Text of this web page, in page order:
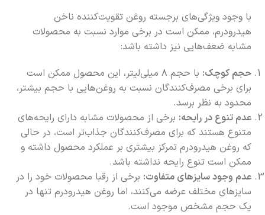
با وجود ویژگی‌های برجسته روغن تقویت‌کننده ناخن
هیدرودرم، ممکن است در برخی موارد نسبت به محصولات
مشابه ضعف‌هایی نیز داشته باشد:
حجم کوچک:
با حجم ۸ میلی‌لیتر، این محصول ممکن است
برای برخی مصرف‌کنندگان نسبت به روغن‌هایی با حجم بیشتر،
محدود به نظر برسد.
عدم تنوع در رایحه: برخی از محصولات مشابه دارای رایحه‌های
متنوع هستند که برای مصرف‌کنندگان جذاب‌تر است، در حالی
که روغن هیدرودرم تمرکز بیشتری بر عملکرد محصول داشته و
ممکن است تنوع رایحه نداشته باشد.
عدم وجود سایزهای متفاوت: برخی از رقبا محصولات خود را در
سایزهای مختلف عرضه می‌کنند، اما روغن هیدرودرم تنها در
یک حجم مشخص موجود است.